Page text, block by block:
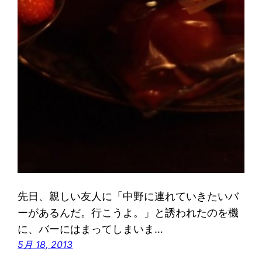
先日、親しい友人に「中野に連れていきたいバ
ーがあるんだ。行こうよ。」と誘われたのを機
に、バーにはまってしまいま…
5月 18, 2013